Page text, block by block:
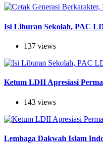
Isi Liburan Sekolah, PAC
137 views
Ketum LDII Apresiasi
143 views
Lembaga Dakwah Islam